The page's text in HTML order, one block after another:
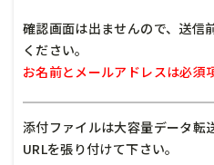
確認画面は出ませんので、送信
ください。
お名前とメールアドレスは必須
添付ファイルは大容量データ転
URLを張り付けて下さい。